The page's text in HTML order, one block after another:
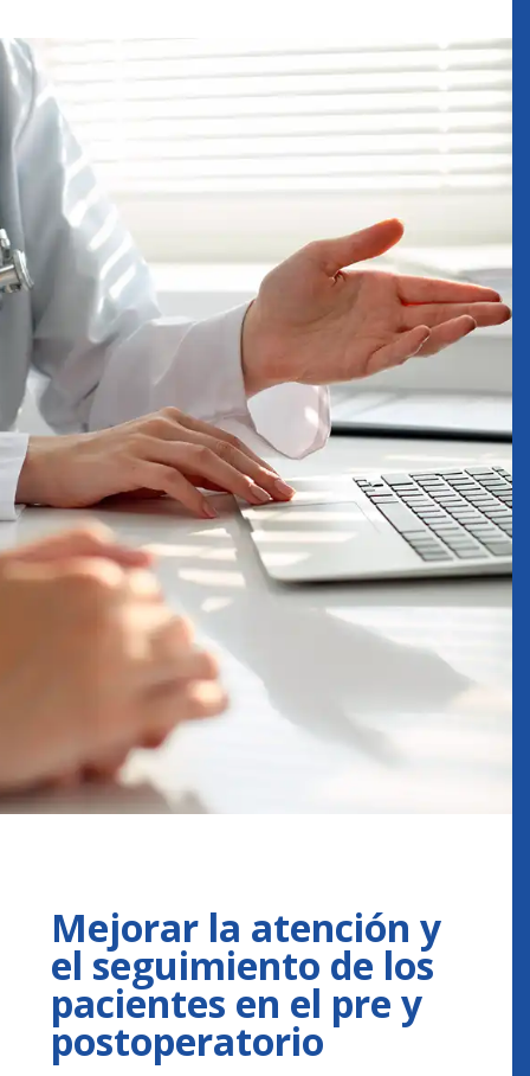
Mejorar la atención y
el seguimiento de los
pacientes en el pre y
postoperatorio